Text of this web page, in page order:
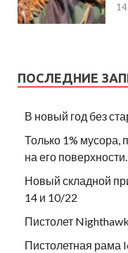
ПОСЛЕДНИЕ
В новый год без
Только 1% мусора,
на его
Новый складной
14 и 10/22
Пистолет
Пистолетная рама